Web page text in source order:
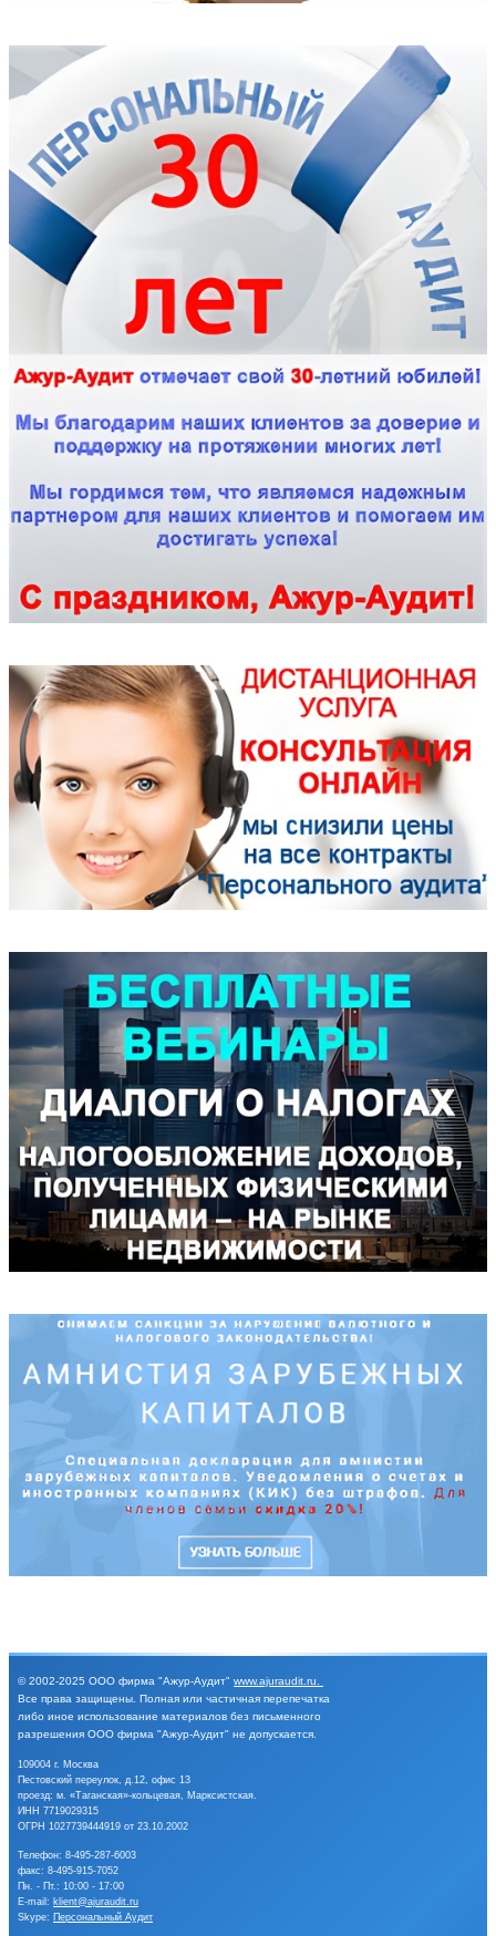
© 2002-2025 ООО фирма "Ажур-Аудит" www.ajuraudit.ru
Все права защищены. Полная или частичная перепечатка
либо иное использование материалов без письменного
разрешения ООО фирма "Ажур-Аудит" не допускается.
109004 г. Москва
Пестовский переулок, д.12, офис 13
проезд: м. «Таганская»-кольцевая, Марксистская.
ИНН 7719029315
ОГРН 1027739444919 от 23.10.2002
Телефон: 8-495-287-6003
факс: 8-495-915-7052
Пн. - Пт.: 10:00 - 17:00
E-mail: klient@ajuraudit.ru
Skype: Персональный Аудит